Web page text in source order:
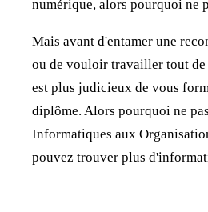
numérique, alors pourquoi ne
Mais avant d'entamer une
ou de vouloir travailler tout de
est plus judicieux de vous
diplôme. Alors pourquoi ne
Informatiques aux
pouvez trouver plus